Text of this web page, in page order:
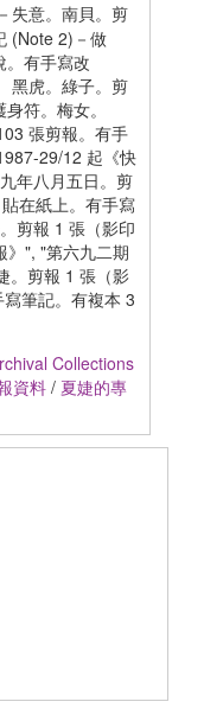
失意。南貝。剪
(Note 2)－做
。有手寫改
黑虎。綠子。剪
符。梅女。
張剪報。有手
29/12 起《快
年八月五日。剪
在紙上。有手寫
剪報 1 張（影印
》", "第六九二期
。剪報 1 張（影
筆記。有複本 3
Collections
資料 / 夏婕的專